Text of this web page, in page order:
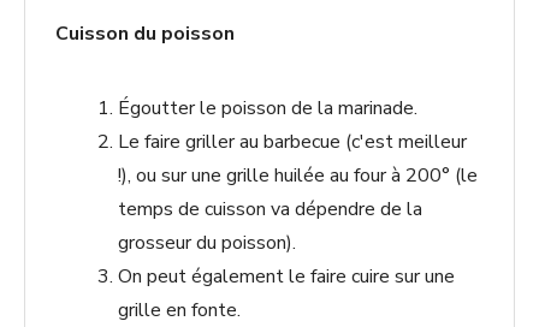
Cuisson du poisson
Égoutter le poisson de la marinade.
Le faire griller au barbecue (c'est meilleur
!), ou sur une grille huilée au four à 200° (le
temps de cuisson va dépendre de la
grosseur du poisson).
On peut également le faire cuire sur une
grille en fonte.